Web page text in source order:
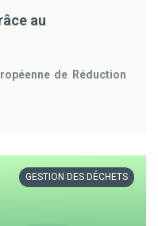
au
de Réduction
GESTION DES DÉCHETS